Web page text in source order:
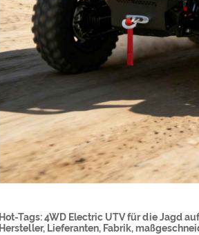
Hot-Tags: 4WD Electric UTV für die Jagd
Hersteller, Lieferanten, Fabrik,